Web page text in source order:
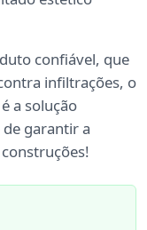
confiável, que
infiltrações, o
a solução
garantir a